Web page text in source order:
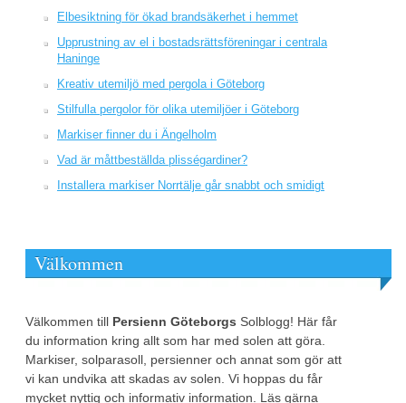
Elbesiktning för ökad brandsäkerhet i hemmet
Upprustning av el i bostadsrättsföreningar i centrala
Haninge
Kreativ utemiljö med pergola i Göteborg
Stilfulla pergolor för olika utemiljöer i Göteborg
Markiser finner du i Ängelholm
Vad är måttbeställda plisségardiner?
Installera markiser Norrtälje går snabbt och smidigt
Välkommen
Välkommen till Persienn Göteborgs Solblogg! Här får
du information kring allt som har med solen att göra.
Markiser, solparasoll, persienner och annat som gör att
vi kan undvika att skadas av solen. Vi hoppas du får
mycket nyttig och informativ information. Läs gärna